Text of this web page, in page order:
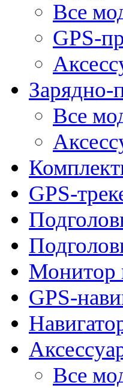
Все
GPS-
Зарядно-
Все
GPS-
Монитор
GPS-
Все